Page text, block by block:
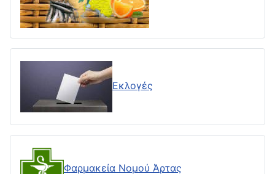
Εκλογές
Φαρμακεία Νομού Άρτας